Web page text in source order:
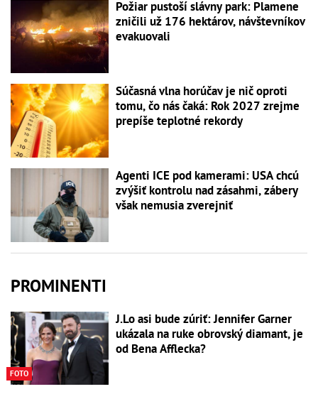
Požiar pustoší slávny park: Plamene
zničili už 176 hektárov, návštevníkov
evakuovali
Súčasná vlna horúčav je nič oproti
tomu, čo nás čaká: Rok 2027 zrejme
prepíše teplotné rekordy
Agenti ICE pod kamerami: USA chcú
zvýšiť kontrolu nad zásahmi, zábery
však nemusia zverejniť
PROMINENTI
FOTO
J.Lo asi bude zúriť: Jennifer Garner
ukázala na ruke obrovský diamant, je
od Bena Afflecka?